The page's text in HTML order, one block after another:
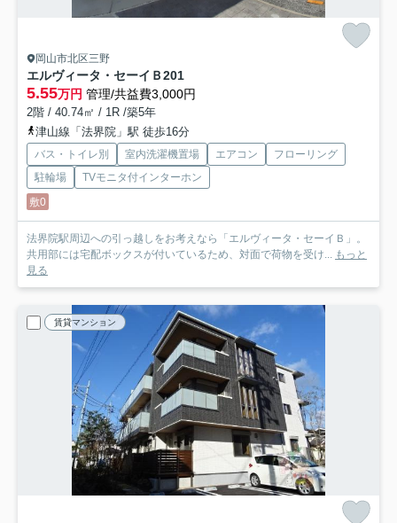
岡山市北区三野
エルヴィータ・セーイＢ201
5.55万円 管理/共益費3,000円
2階 / 40.74㎡ / 1R /築5年
津山線「法界院」駅 徒歩16分
バス・トイレ別 室内洗濯機置場 エアコン
フローリング
駐輪場
TVモニタ付インターホン
敷0
法界院駅周辺への引っ越しをお考えなら「エルヴィータ・セーイＢ」。
共用部には宅配ボックスが付いているため、対面で荷物を受け... もっと
見る
賃貸マンション